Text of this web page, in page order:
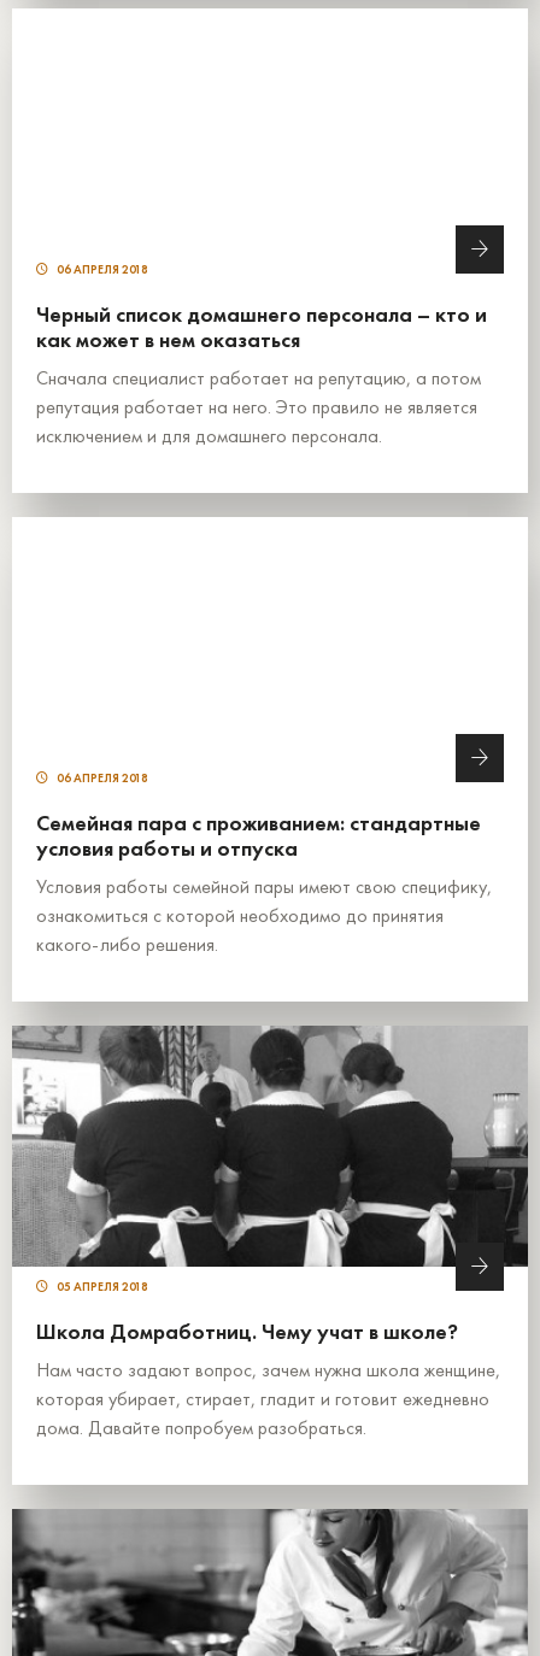
06 АПРЕЛЯ 2018
Черный список домашнего персонала – кто и
как может в нем оказаться
Сначала специалист работает на репутацию, а потом
репутация работает на него. Это правило не является
исключением и для домашнего персонала.
06 АПРЕЛЯ 2018
Семейная пара с проживанием: стандартные
условия работы и отпуска
Условия работы семейной пары имеют свою специфику,
ознакомиться с которой необходимо до принятия
какого-либо решения.
05 АПРЕЛЯ 2018
Школа Домработниц. Чему учат в школе?
Нам часто задают вопрос, зачем нужна школа женщине,
которая убирает, стирает, гладит и готовит ежедневно
дома. Давайте попробуем разобраться.